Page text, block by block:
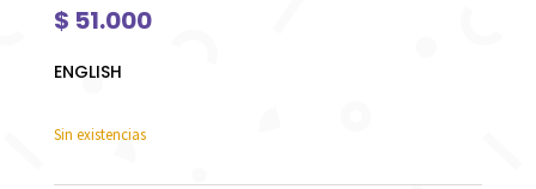
$ 51.000
ENGLISH
Sin existencias